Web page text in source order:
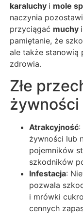
karaluchy i mole
naczynia
przyciągać muchy i
pamiętanie, że
ale także stanowią
zdrowia.
Złe
żywności
Atrakcyjność:
żywności lub
pojemników
szkodników
Infestacja:
pozwala
i mrówki
cennych